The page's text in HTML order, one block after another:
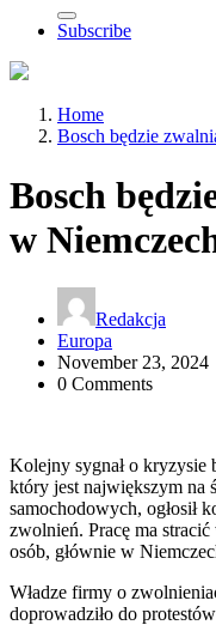
Subscribe
Home
Bosch będzie
Bosch
w
Redakcja
Europa
November 23, 2024
0 Comments
Kolejny sygnał o kryzysie
który jest największym na
samochodowych, ogłosił
zwolnień. Pracę ma
osób, głównie w
Władze firmy o
doprowadziło do